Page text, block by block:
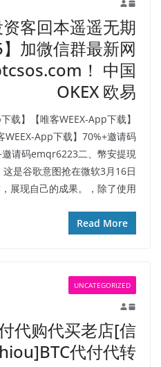
客回本遥遥无期
加微信群最新网
！ 中国
OKEX 欧易
下载】
WEEX-App下载】70%+邀请码
请码emqr6223二、幣安提現
是谷歌意图抢在微软3月16日
展现自己的成果。，除了使用
Read More
UNCATEGORIZED
代购代买老店[信
代付代转